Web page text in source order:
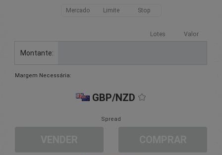
Mercado Limite Stop
Lotes Valor
Montante:
Margem Necessária:
GBP/NZD
Spread